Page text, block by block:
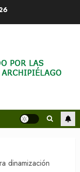
dinamización